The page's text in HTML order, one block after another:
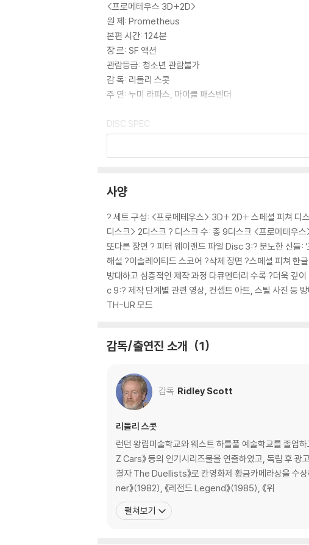
<프로메테우스 3D+2D>
원 제: Prometheus
본편 시간: 124분
장 르: SF 액션
관람등급: 청소년 관람불가
감 독: 리들리 스콧
주 연: 누미 라파스, 마이클 패스벤더
DISC SPEC
? 자 막: 한국어, 영어, 아랍어, 불가리아어, 크로아티아어,
헝가리어, 아이슬란드어, 폴란드어, 포르투갈어, 루마니
슬로베니아어, 광동어, 북경어, 인도네시아어, 말레이어,
? 화면비율: Widescreen 2.40:1
? 디스크 타입: BD-50 DUAL LAYER
2D 디스크 (본편 & 스페셜 피쳐 수록)
? 오디오: 영어 7.1 DTS-HD MASTER LOSSLESS
그리스어, 히브리어, 헝가리어, 아이슬란드어, 폴란드어, 포
말레이어, 태국어, 터키어, 베트남어
? 스페셜 피쳐 자막: 한국어, 프랑스어, 네덜란드어, 체코
포르투갈어, 광동어, 북경어, 태국어
? 디스크 타입: BD-50 DUAL LAYER
스페셜 피쳐 디스크
? 오디오: 영어 2.0
? 자 막: 한국어, 영어 SDH, 스페인어, 프랑스어, 카스티
스어, 헝가리어, 폴란드어, 광동어, 북경어, 태국어
? 디스크 타입: BD-50 DUAL LAYER
사양
? 세트 구성: <프로메테우스> 3D+ 2D+ 스페셜 피쳐
디스크> 2디스크 ? 디스크 수: 총 9디스크 <프로메테
또다른 장면 ? 피터 웨이랜드 파일 Disc 3:? 분노한 신들:
해설 ?이솔레이티드 스코어 ?삭제 장면 ?스페셜 피쳐
방대하고 심층적인 제작 과정 다큐멘터리 수록 ?더욱
c 9:? 제작 단계별 관련 영상, 컨셉트 아트, 스틸 사진 등
TH-UR 모드
감독/출연진 소개 1
감독 Ridley Scott
리들리 스콧
런던 왕립미술학교와 웨스트 하틀풀 예술학교를 졸업
Z Cars》 등의 인기시리즈물을 연출하였고, 독립 후 광
결자 The Duellists》로 칸영화제 황금카메라상을 수
ner》(1982), 《레전드 Legend》(1985), 《위
펼쳐보기